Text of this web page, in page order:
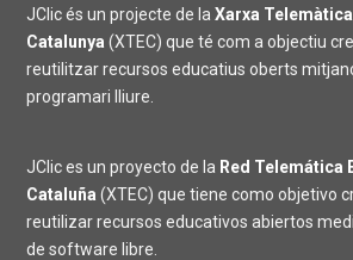
JClic és un projecte de la Xarxa
Catalunya (XTEC) que té com a objectiu
reutilitzar recursos educatius oberts
programari lliure.
JClic es un proyecto de la Red Telemática
Cataluña (XTEC) que tiene como objetivo
reutilizar recursos educativos abiertos
de software libre.